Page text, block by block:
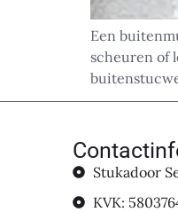
Een
scheuren of
Stukadoor
KVK: